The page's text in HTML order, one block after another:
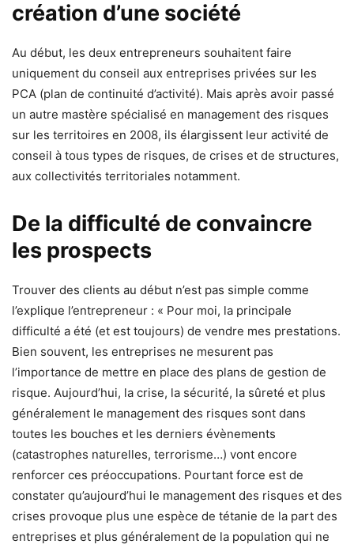
création d’une société
Au début, les deux entrepreneurs souhaitent faire
uniquement du conseil aux entreprises privées sur les
PCA (plan de continuité d’activité). Mais après avoir passé
un autre mastère spécialisé en management des risques
sur les territoires en 2008, ils élargissent leur activité de
conseil à tous types de risques, de crises et de structures,
aux collectivités territoriales notamment.
De la difficulté de convaincre
les prospects
Trouver des clients au début n’est pas simple comme
l’explique l’entrepreneur : « Pour moi, la principale
difficulté a été (et est toujours) de vendre mes prestations.
Bien souvent, les entreprises ne mesurent pas
l’importance de mettre en place des plans de gestion de
risque. Aujourd’hui, la crise, la sécurité, la sûreté et plus
généralement le management des risques sont dans
toutes les bouches et les derniers évènements
(catastrophes naturelles, terrorisme…) vont encore
renforcer ces préoccupations. Pourtant force est de
constater qu’aujourd’hui le management des risques et des
crises provoque plus une espèce de tétanie de la part des
entreprises et plus généralement de la population qui ne